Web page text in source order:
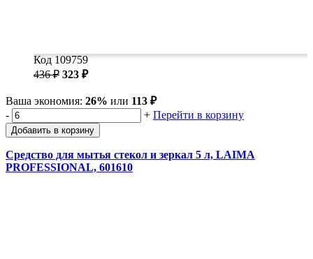
Код 109759
436 ₽ 323 ₽
Ваша экономия: 26% или 113 ₽
-
+ Перейти в корзину
Добавить в корзину
Средство для мытья стекол и зеркал 5 л, LAIMA
PROFESSIONAL, 601610